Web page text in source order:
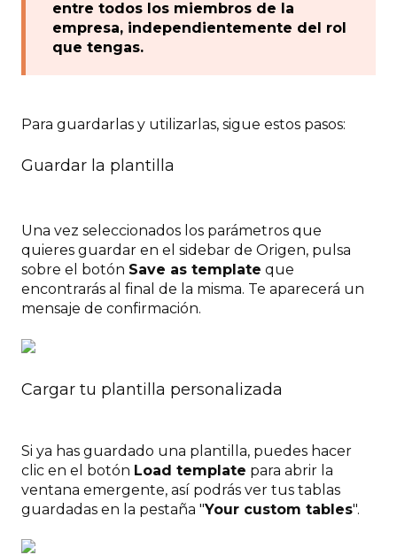
entre todos los miembros de la
empresa, independientemente del rol
que tengas.
Para guardarlas y utilizarlas, sigue estos pasos:
Guardar la plantilla
Una vez seleccionados los parámetros que
quieres guardar en el sidebar de Origen, pulsa
sobre el botón Save as template que
encontrarás al final de la misma. Te aparecerá un
mensaje de confirmación.
Cargar tu plantilla personalizada
Si ya has guardado una plantilla, puedes hacer
clic en el botón Load template para abrir la
ventana emergente, así podrás ver tus tablas
guardadas en la pestaña "Your custom tables".